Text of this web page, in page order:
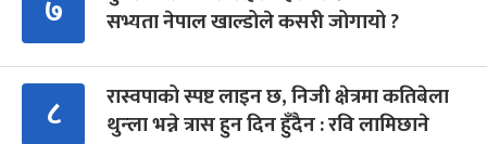
७
सभ्यता नेपाल खाल्डोले कसरी जोगायो ?
८
रास्वपाको स्पष्ट लाइन छ, निजी क्षेत्रमा कतिबेला
थुन्ला भन्ने त्रास हुन दिन हुँदैन : रवि लामिछाने